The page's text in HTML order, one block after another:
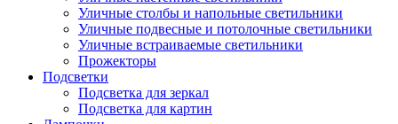
Уличные столбы и напольные светильники
Уличные подвесные и потолочные светильники
Уличные встраиваемые светильники
Прожекторы
Подсветки
Подсветка для зеркал
Подсветка для картин